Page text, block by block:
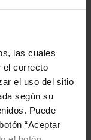
las cuales
el correcto
el uso del sitio
según su
Puede
“Aceptar
venado,